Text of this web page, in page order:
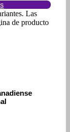
Las
de producto